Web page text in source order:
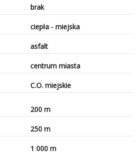
brak
ciepła - miejska
asfalt
centrum miasta
C.O. miejskie
200 m
250 m
1 000 m